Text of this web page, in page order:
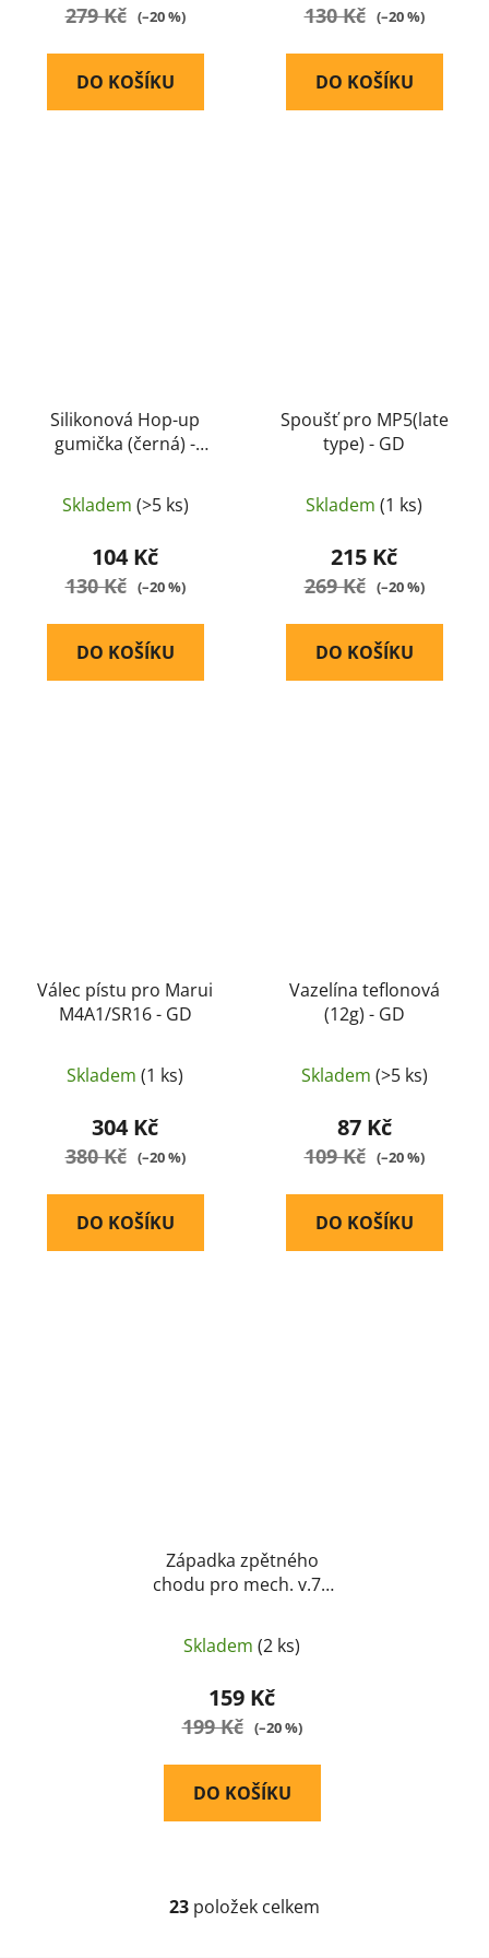
279 Kč (–20 %)
DO KOŠÍKU
130 Kč (–20 %)
DO KOŠÍKU
Silikonová Hop-up
gumička (černá) -
Skladem (>5 ks)
104 Kč
130 Kč (–20 %)
DO KOŠÍKU
Spoušť pro MP5(late
type) - GD
Skladem (1 ks)
215 Kč
269 Kč (–20 %)
DO KOŠÍKU
Válec pístu pro Marui
M4A1/SR16 - GD
Skladem (1 ks)
304 Kč
380 Kč (–20 %)
DO KOŠÍKU
Vazelína teflonová
(12g) - GD
Skladem (>5 ks)
87 Kč
109 Kč (–20 %)
DO KOŠÍKU
Západka zpětného
chodu pro mech. v.7 -
Skladem (2 ks)
159 Kč
199 Kč (–20 %)
DO KOŠÍKU
O
23 položek celkem